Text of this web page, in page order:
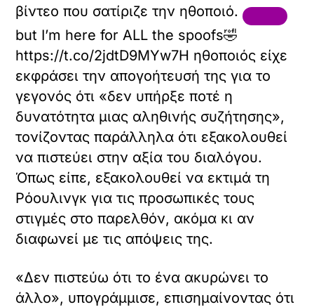
βίντεο που σατίριζε την ηθοποιό.
but I’m here for ALL the spoofs🤣
https://t.co/2jdtD9MYw7Η ηθοποιός είχε
εκφράσει την απογοήτευσή της για το
γεγονός ότι «δεν υπήρξε ποτέ η
δυνατότητα μιας αληθινής συζήτησης»,
τονίζοντας παράλληλα ότι εξακολουθεί
να πιστεύει στην αξία του διαλόγου.
Όπως είπε, εξακολουθεί να εκτιμά τη
Ρόουλινγκ για τις προσωπικές τους
στιγμές στο παρελθόν, ακόμα κι αν
διαφωνεί με τις απόψεις της.
«Δεν πιστεύω ότι το ένα ακυρώνει το
άλλο», υπογράμμισε, επισημαίνοντας ότι